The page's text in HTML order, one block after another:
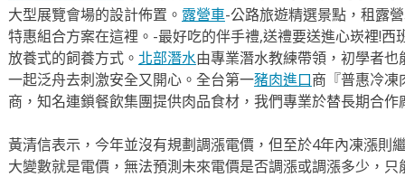
大型展覽會場的設計佈置。 露營車-公路旅遊精選景點，租露
特惠組合方案在這裡。-最好吃的伴手禮,送禮要送進心崁裡!西
放養式的飼養方式。 北部潛水由專業潛水教練帶領，初學者
一起泛舟去​刺激安全又開心。全台第一豬肉進口商『普惠冷凍
商，知名連鎖餐飲集團提供肉品食材，我們專業於替長期合作
黃清信表示，今年並沒有規劃調漲電價，但至於4年內凍漲則
大變數就是電價，無法預測未來電價是否調漲或調漲多少，